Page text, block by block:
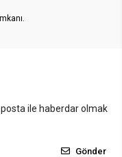
ile haberdar olmak
Gönder